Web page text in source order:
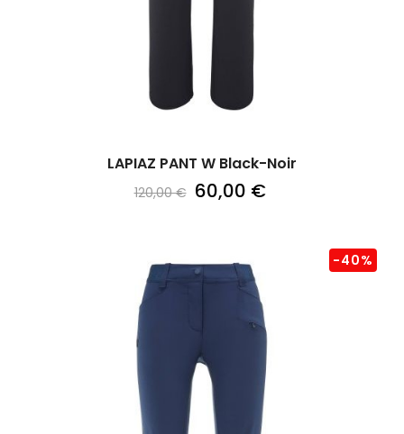
LAPIAZ PANT W Black-Noir
120,00 € 60,00 €
-40%